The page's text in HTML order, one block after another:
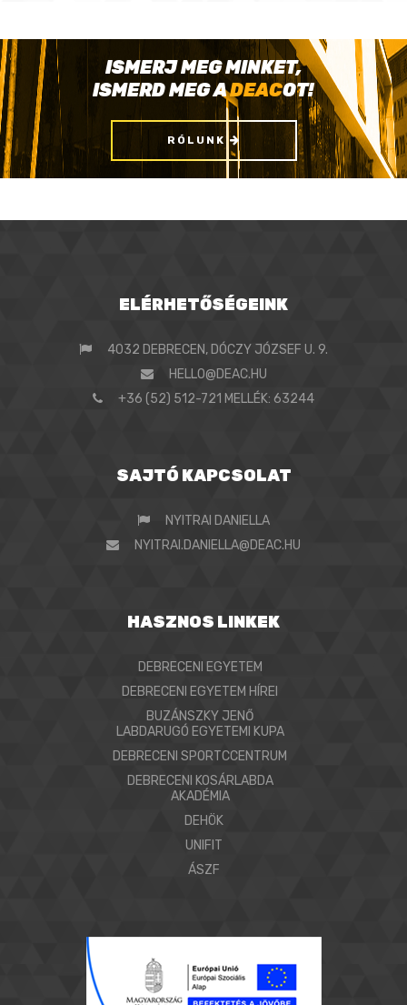
ISMERJ MEG MINKET,
ISMERD MEG ADEACOT!
RÓLUNK
ELÉRHETŐSÉGEINK
4032 DEBRECEN, DÓCZY JÓZSEF U. 9.
HELLO@DEAC.HU
+36 (52) 512-721 MELLÉK: 63244
SAJTÓ KAPCSOLAT
NYITRAI DANIELLA
NYITRAI.DANIELLA@DEAC.HU
HASZNOS LINKEK
DEBRECENI EGYETEM
DEBRECENI EGYETEM HÍREI
BUZÁNSZKY JENŐ
LABDARUGÓ EGYETEMI KUPA
DEBRECENI SPORTCCENTRUM
DEBRECENI KOSÁRLABDA
AKADÉMIA
DEHÖK
UNIFIT
ÁSZF